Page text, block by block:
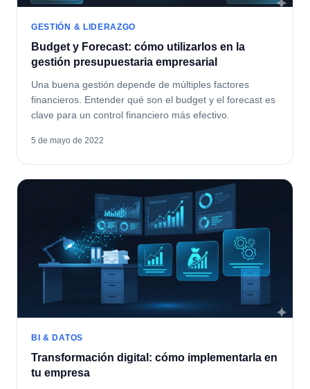
GESTIÓN & LIDERAZGO
Budget y Forecast: cómo utilizarlos en la
gestión presupuestaria empresarial
Una buena gestión depende de múltiples factores
financieros. Entender qué son el budget y el forecast es
clave para un control financiero más efectivo.
5 de mayo de 2022
BI & DATOS
Transformación digital: cómo implementarla en
tu empresa